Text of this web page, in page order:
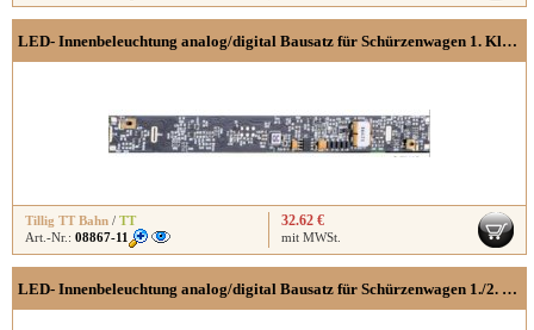
LED- Innenbeleuchtung analog/digital Bausatz für Schürzenwagen 1. Klasse
Tillig TT Bahn / TT
Art.-Nr.: 08867-11
32.62 €
mit MWSt.
LED- Innenbeleuchtung analog/digital Bausatz für Schürzenwagen 1./2. 3. Klasse